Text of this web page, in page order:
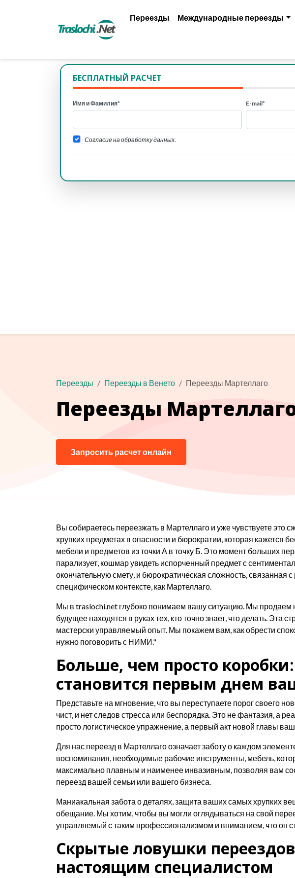
Переезды Международные переезды
БЕСПЛАТНЫЙ РАСЧЕТ
Имя и Фамилия* E-mail*
Согласие на обработку данных.
Переезды Переезды в Венето Переезды Мартеллаго
Переезды
Запросить расчет онлайн
Вы собираетесь переезжать в Мартеллаго и уже чувствуете это
хрупких предметах в опасности и бюрократии, которая
мебели и предметов из точки А в точку Б. Это момент больших
парализует, кошмар увидеть испорченный предмет с
окончательную смету, и бюрократическая сложность,
специфическом контексте, как Мартеллаго.
Мы в traslochi.net глубоко понимаем вашу ситуацию. Мы продаем
будущее находятся в руках тех, кто точно знает, что делать.
мастерски управляемый опыт. Мы покажем вам, как обрести
нужно поговорить с НИМИ."
Больше, чем просто
становится первым днем
Представьте на мгновение, что вы переступаете порог своего
чист, и нет следов стресса или беспорядка. Это не фантазия, а
просто логистическое упражнение, а первый акт новой главы
Для нас переезд в Мартеллаго означает заботу о каждом
воспоминания, необходимые рабочие инструменты, мебель,
максимально плавным и наименее инвазивным, позволяя вам
переезд вашей семьи или вашего бизнеса.
Маниакальная забота о деталях, защита ваших самых хрупких
обещание. Мы хотим, чтобы вы могли оглядываться на свой
управляемый с таким профессионализмом и вниманием, что он
Скрытые ловушки
настоящим специалистом